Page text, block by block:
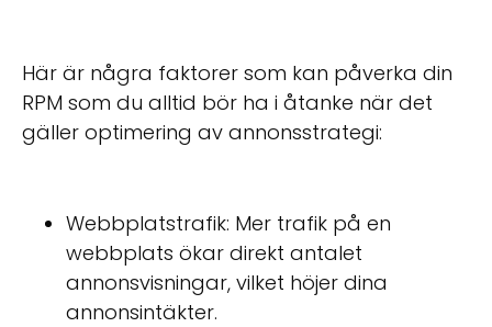
Här är några faktorer som kan påverka din
RPM som du alltid bör ha i åtanke när det
gäller optimering av annonsstrategi:
Webbplatstrafik: Mer trafik på en
webbplats ökar direkt antalet
annonsvisningar, vilket höjer dina
annonsintäkter.